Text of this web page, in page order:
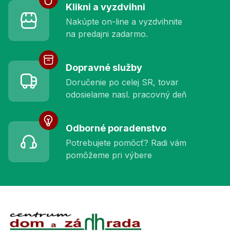
Služby pre vásKlikni a vyzdvihni
Nakúpte on-line a vyzdvihnite
na predajni zadarmo.
Dopravné služby
Doručenie po celej SR, tovar
odosielame nasl. pracovný deň
Odborné poradenstvo
Potrebujete pomôcť? Radi vám
pomôžeme pri výbere